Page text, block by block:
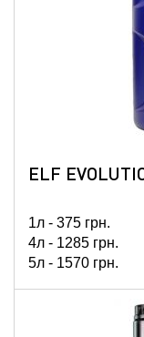
ELF
1л - 375 грн.
4л - 1285 грн.
5л - 1570 грн.
грн.